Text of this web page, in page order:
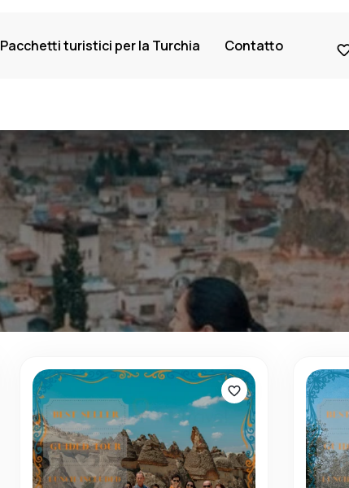
Pacchetti turistici per la Turchia Contatto